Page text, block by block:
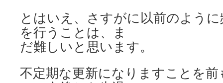
とはいえ、さすがに以前のよう
を行うことは、ま
だ難しいと思います。
不定期な更新になりますことを